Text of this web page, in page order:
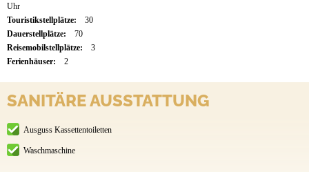
Uhr
Touristikstellplätze:
30
Dauerstellplätze:
70
Reisemobilstellplätze:
3
Ferienhäuser:
2
SANITÄRE AUSSTATTUNG
Ausguss Kassettentoiletten
Waschmaschine